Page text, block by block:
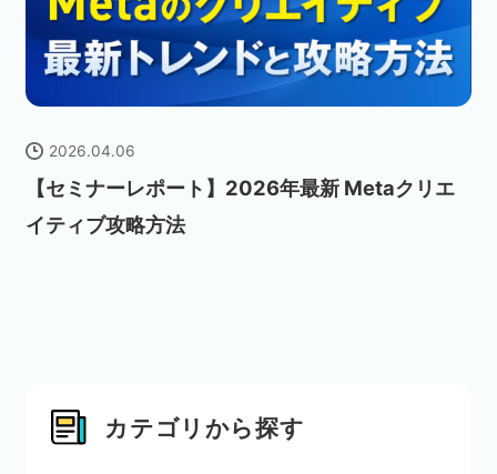
2026.04.06
【セミナーレポート】2026年最新 Metaクリエ
イティブ攻略方法
カテゴリから探す